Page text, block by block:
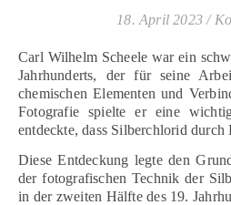
18. April 2023 /
Carl Wilhelm Scheele war ein schwedischer Chemiker des 18.
Jahrhunderts, der für seine
chemischen Elementen und
Fotografie spielte er eine
entdeckte, dass Silberchlorid
Diese Entdeckung legte den
der fotografischen Technik der
in der zweiten Hälfte des 19.